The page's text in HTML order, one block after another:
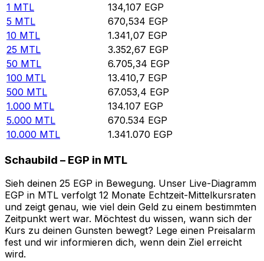
1 MTL 134,107 EGP
5 MTL 670,534 EGP
10 MTL 1.341,07 EGP
25 MTL 3.352,67 EGP
50 MTL 6.705,34 EGP
100 MTL 13.410,7 EGP
500 MTL 67.053,4 EGP
1.000 MTL 134.107 EGP
5.000 MTL 670.534 EGP
10.000 MTL 1.341.070 EGP
Schaubild – EGP in MTL
Sieh deinen 25 EGP in Bewegung. Unser Live-Diagramm
EGP in MTL verfolgt 12 Monate Echtzeit-Mittelkursraten
und zeigt genau, wie viel dein Geld zu einem bestimmten
Zeitpunkt wert war. Möchtest du wissen, wann sich der
Kurs zu deinen Gunsten bewegt? Lege einen Preisalarm
fest und wir informieren dich, wenn dein Ziel erreicht
wird.